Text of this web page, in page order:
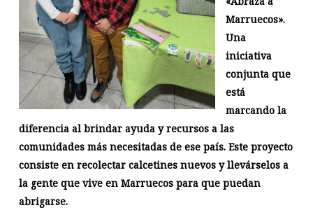
Marruecos».
Una
iniciativa
conjunta que
está
marcando la
diferencia al brindar ayuda y recursos a las
comunidades más necesitadas de ese país. Este proyecto
consiste en recolectar calcetines nuevos y llevárselos a
la gente que vive en Marruecos para que puedan
abrigarse.